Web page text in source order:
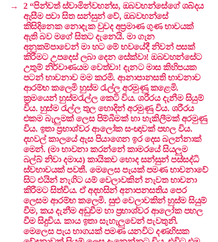
→
2 “පින්වත් ස්වාමින්වහන්ස, ඔබවහන්සේගේ ශබ්දය
ඇසීම පවා සිත සන්සුන් වේ, ඔබවහන්සේ
කිසිදිනෙක නොදැක වුවද අප්‍රමාණ ගුණ භාවයක්
ඇති බව මගේ සිතට දැනෙයි. මා ගැන
අනුකම්පාවෙන් මා හට මේ භවයේදී නිවන් පසක්
කිරීමට උපදෙස් ලබා දෙන සේක්වා! ඔබවහන්සේට
උතුම් නිර්වාණයම වෙත්වා! දැනට මාස කිහිපයක
පටන් භාවනාව මම කරමි. ආනාපානසති භාවනාව
ආරම්භ කලෙමි හුස්ම රැල්ල අරමුණු ක‌ළෙමි.
ක්‍රමයෙන් හුස්මරැල්ල කෙටි විය. ශරීරය දැනීම සියුම්
විය. හුස්ම රැල්ල තුල හොදින් අරමුණු විය. ශරීරය
එකම බැලුමක් ලෙස පිම්බීමක් හා හැකිලීමක් අරමුණු
විය. ඉතා ප්‍රභාශ්වර ආලෝක සංඥාවක් පහල විය.
දහවල් කාලයේ ඇස පියාගෙන ඉර දෙස බලන්නාක්
මෙන්. (මා භාවනා කරන්නේ කාමරයේ සියලුම
බල්බ් නිවා දමාය) කායිකව හොද සන්සුන් පස්සද්ධි
ස්වභාවයක් පවතී. මෙලෙස පැයක් පමණ භාවනාවේ
සිට එයින් නැගිට යම් වෙලාවකින් නැවත භාවනා
කිරීමට සිත්විය. ඒ අදහසින් අනාපනසතිය පෙර
ලෙසම ආරම්භ කලෙමි. සුළු වෙලාවකින් හුස්ම සියුම්
වීම, කය දැනීම අඩුවීම හා ප්‍රභාශ්වර ආලෝක පහල
වීම සිදුවිය. කාය ඉතා සැහැලුවෙන් පැවතුනි.
මෙලෙස පැය භාගයක් පමණ යනවිට දණහිසක